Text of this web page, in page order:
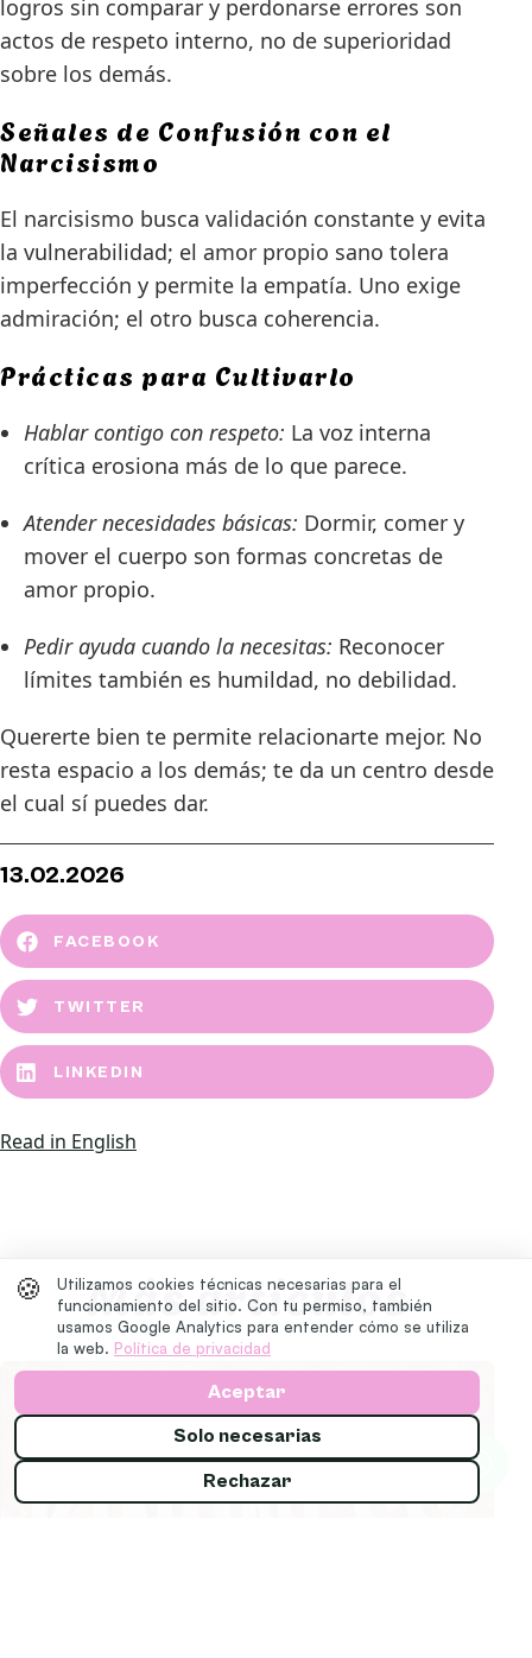
logros sin comparar y perdonarse errores son
actos de respeto interno, no de superioridad
sobre los demás.
Señales de Confusión con el
Narcisismo
El narcisismo busca validación constante y evita
la vulnerabilidad; el amor propio sano tolera
imperfección y permite la empatía. Uno exige
admiración; el otro busca coherencia.
Prácticas para Cultivarlo
Hablar contigo con respeto: La voz interna
crítica erosiona más de lo que parece.
Atender necesidades básicas: Dormir, comer y
mover el cuerpo son formas concretas de
amor propio.
Pedir ayuda cuando la necesitas: Reconocer
límites también es humildad, no debilidad.
Quererte bien te permite relacionarte mejor. No
resta espacio a los demás; te da un centro desde
el cual sí puedes dar.
13.02.2026
FACEBOOK
TWITTER
LINKEDIN
Read in English
Más artículos
🍪
Utilizamos cookies técnicas necesarias para el
funcionamiento del sitio. Con tu permiso, también
usamos Google Analytics para entender cómo se utiliza
la web. Política de privacidad
Aceptar
Solo necesarias
Rechazar